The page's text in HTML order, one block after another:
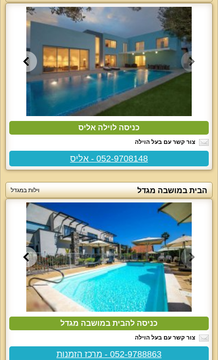
כניסה לוילה אליס
צור קשר עם בעל הוילה
052-9708148 - אליס
הבית במושבה מגדל וילות במגדל
כניסה להבית במושבה מגדל
צור קשר עם בעל הוילה
052-9788863 - מרכז הזמנות